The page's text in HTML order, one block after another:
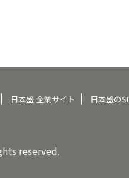
日本盛 企業サイト 日本盛の
reserved.